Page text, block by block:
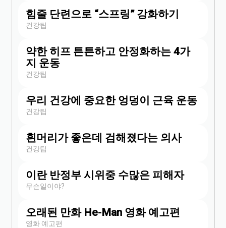
힘줄 단련으로 “스프링” 강화하기
건강팁
약한 히프 튼튼하고 안정화하는 4가
지 운동
건강팁
우리 건강에 중요한 엉덩이 근육 운동
건강팁
흰머리가 좋은데 검해졌다는 의사
건강팁
이란 반정부 시위중 수많은 피해자
무슨일이야?
오래된 만화 He-Man 영화 예고편
영화 예고편